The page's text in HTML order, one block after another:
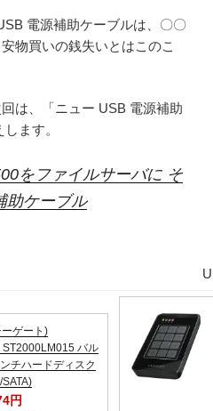
電源補助ケーブルは、〇〇
物買いの銭失いとはこのこ
は、「ニュー USB 電源補助
ます。
をファイルサーバに そ
助ケーブル
ゲート)
ST2000LM015 バル
チハードディスク
円